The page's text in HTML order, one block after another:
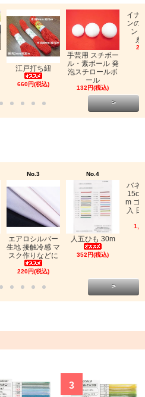
江戸打ち紐
660円(税込)
手芸用 スチボー
ル・素ボール 発
泡スチロールボ
ール
132円(税込)
イナ
ンの
ン
糸
>
No.3
エアロシルバー
生地 接触冷感 マ
スク作りなどに
220円(税込)
No.4
人五ひも 30m
352円(税込)
バネ
m ゴ
入
>
3